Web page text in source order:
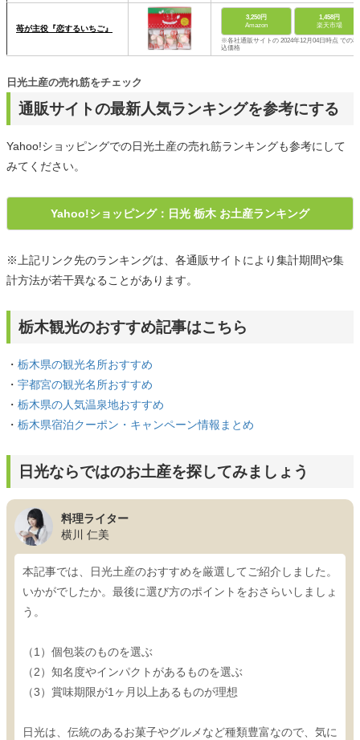
苺が主役『恋するいちご』
3,250円
Amazon
1,458円
楽天市場
※各社通販サイトの 2024年12月04日時点 での税
込価格
通販サイトの最新人気ランキングを参考にする
日光土産の売れ筋をチェック
Yahoo!ショッピングでの日光土産の売れ筋ランキングも参考にして
みてください。
Yahoo!ショッピング：日光 栃木 お土産ランキング
※上記リンク先のランキングは、各通販サイトにより集計期間や集
計方法が若干異なることがあります。
栃木観光のおすすめ記事はこちら
・ 栃木県の観光名所おすすめ
・ 宇都宮の観光名所おすすめ
・ 栃木県の人気温泉地おすすめ
・ 栃木県宿泊クーポン・キャンペーン情報まとめ
日光ならではのお土産を探してみましょう
料理ライター
横川 仁美
本記事では、日光土産のおすすめを厳選してご紹介しました。
いかがでしたか。最後に選び方のポイントをおさらいしましょ
う。
（1）個包装のものを選ぶ
（2）知名度やインパクトがあるものを選ぶ
（3）賞味期限が1ヶ月以上あるものが理想
日光は、伝統のあるお菓子やグルメなど種類豊富なので、気に